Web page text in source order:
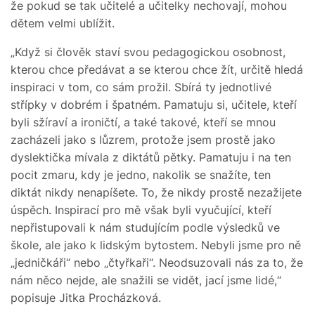
že pokud se tak učitelé a učitelky nechovají, mohou
dětem velmi ublížit.
„Když si člověk staví svou pedagogickou osobnost,
kterou chce předávat a se kterou chce žít, určitě hledá
inspiraci v tom, co sám prožil. Sbírá ty jednotlivé
střípky v dobrém i špatném. Pamatuju si, učitele, kteří
byli sžíraví a ironičtí, a také takové, kteří se mnou
zacházeli jako s lůzrem, protože jsem prostě jako
dyslektička mívala z diktátů pětky. Pamatuju i na ten
pocit zmaru, kdy je jedno, nakolik se snažíte, ten
diktát nikdy nenapíšete. To, že nikdy prostě nezažijete
úspěch. Inspirací pro mě však byli vyučující, kteří
nepřistupovali k nám studujícím podle výsledků ve
škole, ale jako k lidským bytostem. Nebyli jsme pro ně
„jedničkáři“ nebo „čtyřkaři“. Neodsuzovali nás za to, že
nám něco nejde, ale snažili se vidět, jací jsme lidé,“
popisuje Jitka Procházková.